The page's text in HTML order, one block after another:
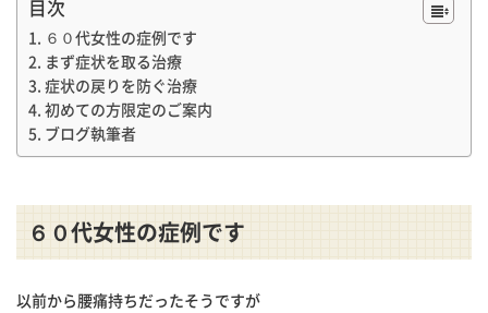
目次
６０代女性の症例です
まず症状を取る治療
症状の戻りを防ぐ治療
初めての方限定のご案内
ブログ執筆者
６０代女性の症例です
以前から腰痛持ちだったそうですが